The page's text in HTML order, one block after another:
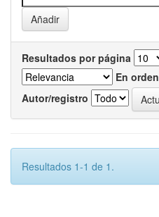
Resultados por página
En orden
Autor/registro
Resultados 1-1 de 1.